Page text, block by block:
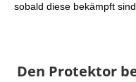
sobald diese bekämpft
Den Protektor